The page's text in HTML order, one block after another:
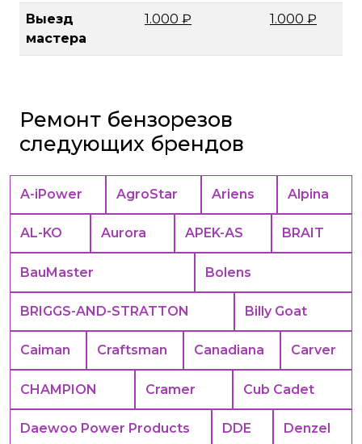
Выезд
мастера
1.000 ₽ 1.000 ₽
Ремонт бензорезов
следующих брендов
A-iPower AgroStar Ariens Alpina
AL-KO Aurora APEK-АS BRAIT
BauMaster Bolens
BRIGGS-AND-STRATTON Billy Goat
Caiman Craftsman Canadiana Carver
CHAMPION Cramer Cub Cadet
Daewoo Power Products DDE Denzel